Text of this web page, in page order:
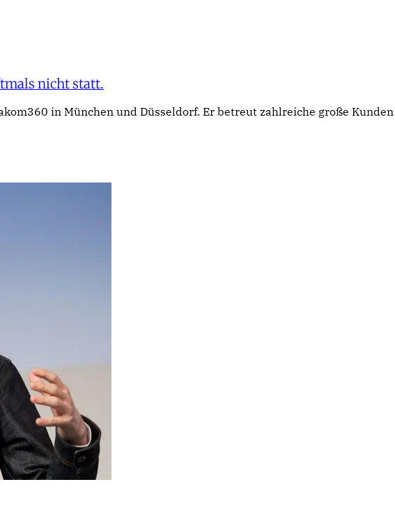
nicht statt.
in München und Düsseldorf. Er betreut zahlreiche große